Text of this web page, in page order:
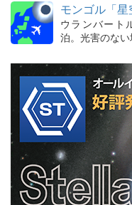
モンゴル「
ウランバート
泊。光害のな